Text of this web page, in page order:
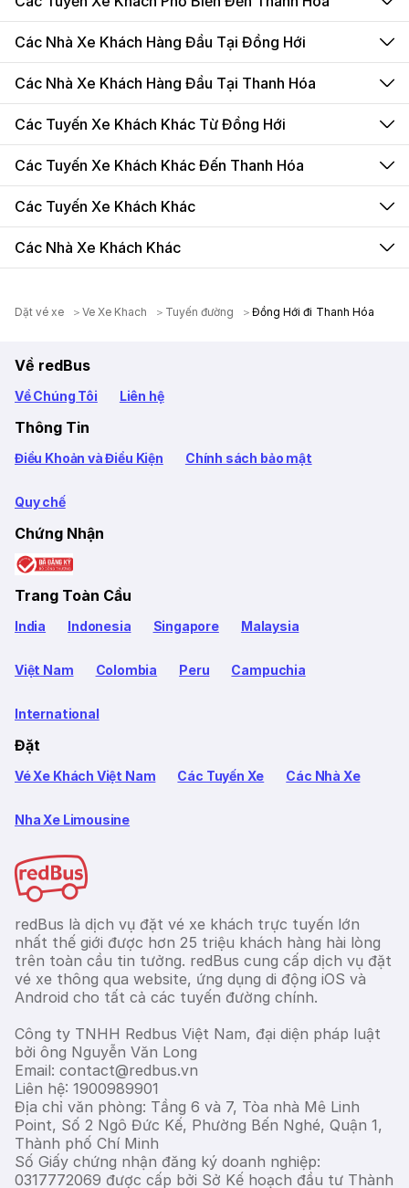
Các Nhà Xe Khách Hàng Đầu Tại Đồng Hới
Các Nhà Xe Khách Hàng Đầu Tại Thanh Hóa
Các Tuyến Xe Khách Khác Từ Đồng Hới
Các Tuyến Xe Khách Khác Đến Thanh Hóa
Các Tuyến Xe Khách Khác
Các Nhà Xe Khách Khác
Dặt vé xe Ve Xe Khach Tuyến đường Đồng Hới đi Thanh Hóa
Về redBus
Về Chúng Tôi Liên hệ
Thông Tin
Điều Khoản và Điều Kiện Chính sách bảo mật
Quy chế
Chứng Nhận
Trang Toàn Cầu
India Indonesia Singapore Malaysia
Việt Nam Colombia Peru Campuchia
International
Đặt
Vé Xe Khách Việt Nam Các Tuyến Xe Các Nhà Xe
Nha Xe Limousine
redBus là dịch vụ đặt vé xe khách trực tuyến lớn
nhất thế giới được hơn 25 triệu khách hàng hài lòng
trên toàn cầu tin tưởng. redBus cung cấp dịch vụ đặt
vé xe thông qua website, ứng dụng di động iOS và
Android cho tất cả các tuyến đường chính.
Công ty TNHH Redbus Việt Nam, đại diện pháp luật
bởi ông Nguyễn Văn Long
Email: contact@redbus.vn
Liên hệ: 1900989901
Địa chỉ văn phòng: Tầng 6 và 7, Tòa nhà Mê Linh
Point, Số 2 Ngô Đức Kế, Phường Bến Nghé, Quận 1,
Thành phố Chí Minh
Số Giấy chứng nhận đăng ký doanh nghiệp:
0317772069 được cấp bởi Sở Kế hoạch đầu tư Thành